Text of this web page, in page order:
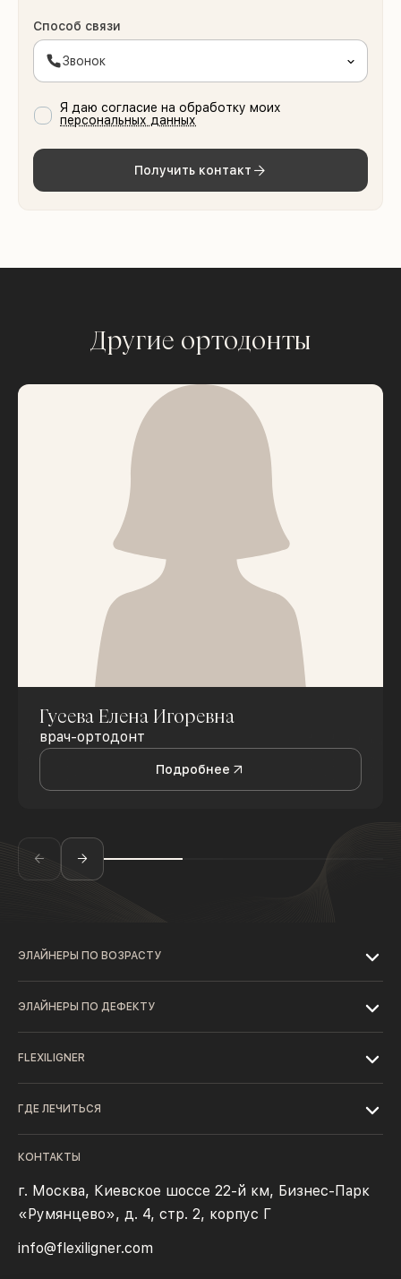
Способ связи
Звонок
Я даю согласие на обработку моих
персональных данных
Получить контакт
Другие ортодонты
Гусева Елена Игоревна
врач-ортодонт
Подробнее
ЭЛАЙНЕРЫ ПО ВОЗРАСТУ
ЭЛАЙНЕРЫ ПО ДЕФЕКТУ
FLEXILIGNER
ГДЕ ЛЕЧИТЬСЯ
КОНТАКТЫ
г. Москва, Киевское шоссе 22-й км, Бизнес-Парк
«Румянцево», д. 4, стр. 2, корпус Г
info@flexiligner.com